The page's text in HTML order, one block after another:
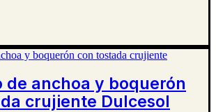
de anchoa y boquerón
crujiente Dulcesol